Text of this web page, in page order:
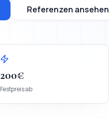
Referenzen ansehen
200€
Festpreis ab